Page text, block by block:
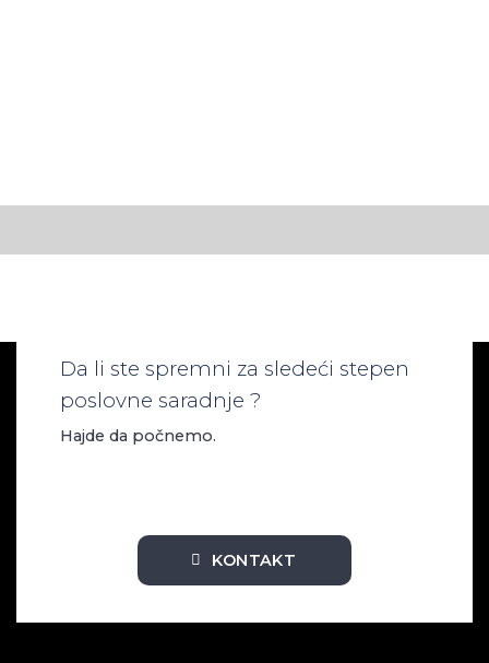
Da li ste spremni za sledeći stepen
poslovne saradnje ?
Hajde da počnemo.
KONTAKT